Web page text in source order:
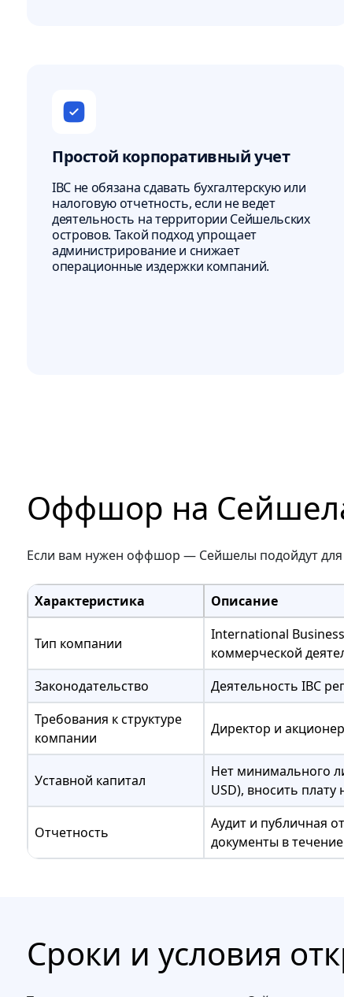
Простой корпоративный учет
IBC не обязана сдавать бухгалтерскую или
налоговую отчетность, если не ведет
деятельность на территории Сейшельских
островов. Такой подход упрощает
администрирование и снижает
операционные издержки компаний.
Оффшор на
Если вам нужен оффшор — Сейшелы подойдут для
Характеристика Описание
Тип компании
International
коммерческой
Законодательство
Деятельность IBC
Требования к структуре
компании
Директор и
Уставной капитал
Нет минимального
USD), вносить плату
Отчетность
Аудит и публичная
документы в течение
Сроки и условия